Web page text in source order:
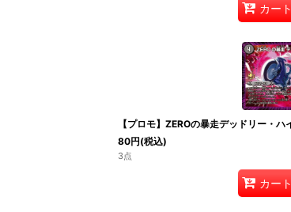
カー
【プロモ】ZEROの暴走デッドリー・
80円(税込)
3点
カー